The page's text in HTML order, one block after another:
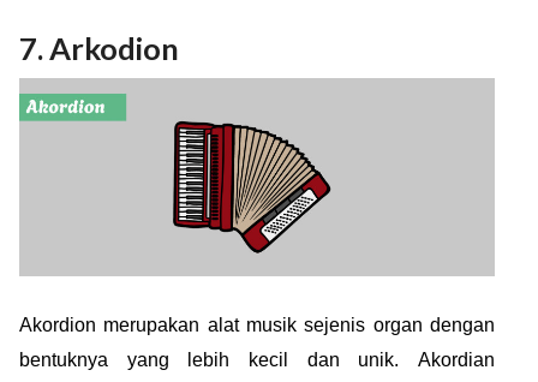
7. Arkodion
Akordion merupakan alat musik sejenis organ dengan
bentuknya yang lebih kecil dan unik. Akordian